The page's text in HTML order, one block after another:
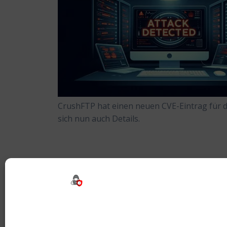
CrushFTP hat einen neuen CVE-Eintrag
sich nun auch Details.
Beitragsnavigation